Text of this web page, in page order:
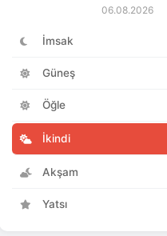
06.08.2026
İmsak
Güneş
Öğle
İkindi
Akşam
Yatsı